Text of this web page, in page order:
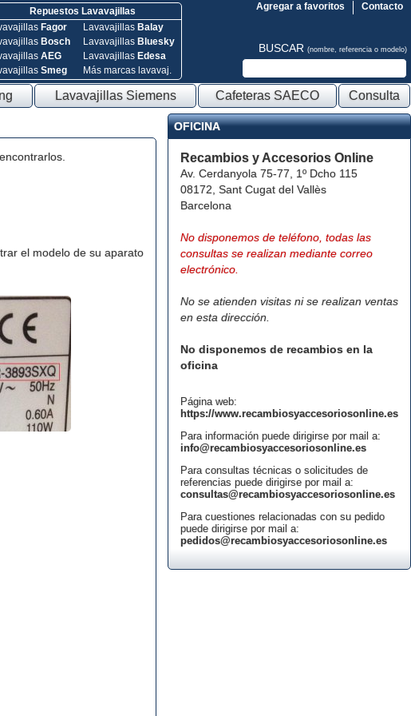
Repuestos Lavavajillas
Fagor
Bosch
AEG
Smeg
Lavavajillas Balay
Lavavajillas Bluesky
Lavavajillas Edesa
Más marcas lavavaj.
Contacto
Agregar a favoritos
BUSCAR (nombre, referencia o modelo)
Lavavajillas Siemens Cafeteras SAECO Consulta
el modelo de su aparato
OFICINA
Recambios y Accesorios Online
Av. Cerdanyola 75-77, 1º Dcho 115
08172, Sant Cugat del Vallès
Barcelona
No disponemos de teléfono, todas las
consultas se realizan mediante correo
electrónico.
No se atienden visitas ni se realizan ventas
en esta dirección.
No disponemos de recambios en la
oficina
Página web:
https://www.recambiosyaccesoriosonline.es
Para información puede dirigirse por mail a:
info@recambiosyaccesoriosonline.es
Para consultas técnicas o solicitudes de
referencias puede dirigirse por mail a:
consultas@recambiosyaccesoriosonline.es
Para cuestiones relacionadas con su pedido
puede dirigirse por mail a:
pedidos@recambiosyaccesoriosonline.es